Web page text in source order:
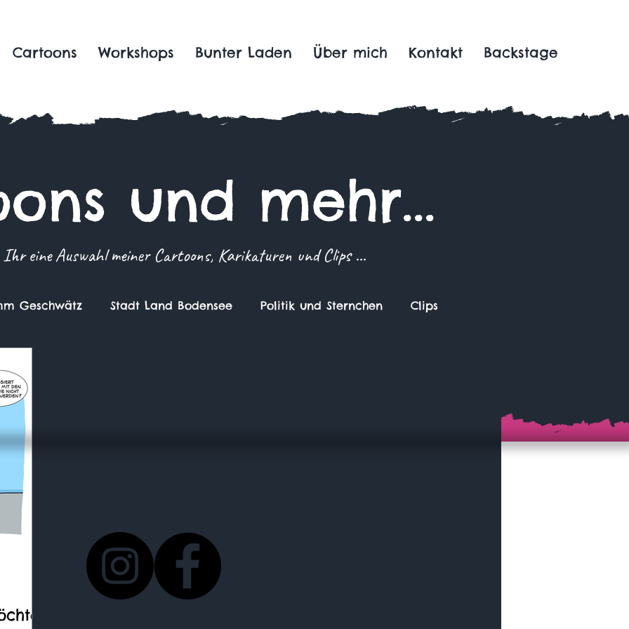
Cartoons Workshops Bunter Laden Über mich Kontakt Backstage
und mehr...
eine Auswahl meiner Cartoons, Karikaturen und Clips ...
Geschwätz Stadt Land Bodensee Politik und Sternchen Clips